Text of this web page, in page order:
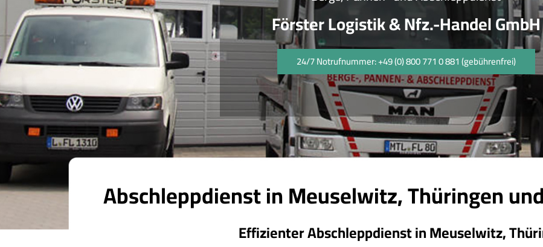
Förster Logistik & Nfz.-Handel GmbH
24/7 Notrufnummer: +49 (0) 800 771 0 881 (gebührenfrei)
Abschleppdienst in Meuselwitz, Thüringen
Effizienter Abschleppdienst in Meuselwitz,